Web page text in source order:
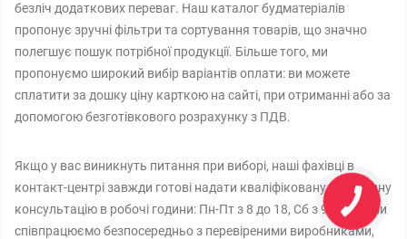
безліч додаткових переваг. Наш каталог будматеріалів
пропонує зручні фільтри та сортування товарів, що значно
полегшує пошук потрібної продукції. Більше того, ми
пропонуємо широкий вибір варіантів оплати: ви можете
сплатити за дошку ціну карткою на сайті, при отриманні або за
допомогою безготівкового розрахунку з ПДВ.
Якщо у вас виникнуть питання при виборі, наші фахівці в
контакт-центрі завжди готові надати кваліфіковану телефонну
консультацію в робочі години: Пн-Пт з 8 до 18, Сб з 9 до 14. Ми
співпрацюємо безпосередньо з перевіреними виробниками,